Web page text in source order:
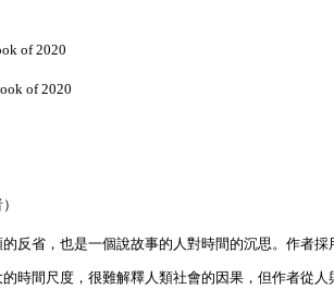
of 2020
of 2020
反省，也是一個說故事的人對時間的沉思。作者
時間尺度，很難解釋人類社會的因果，但作者從